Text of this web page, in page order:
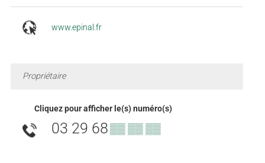
www.epinal.fr
Propriétaire
Cliquez pour afficher le(s) numéro(s)
03 29 68▒▒ ▒▒ ▒▒